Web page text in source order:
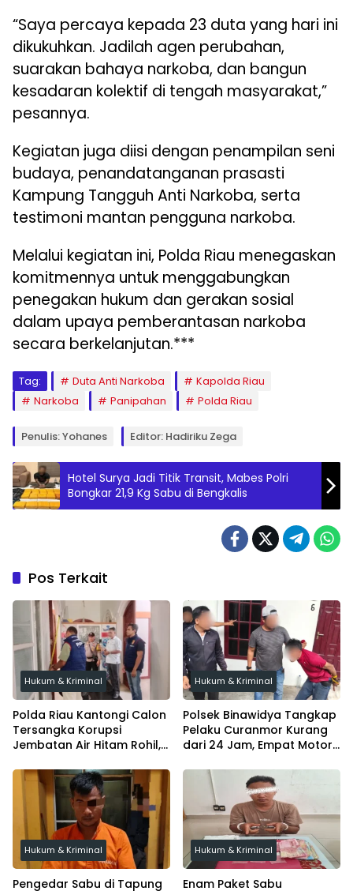
“Saya percaya kepada 23 duta yang hari ini
dikukuhkan. Jadilah agen perubahan,
suarakan bahaya narkoba, dan bangun
kesadaran kolektif di tengah masyarakat,”
pesannya.
Kegiatan juga diisi dengan penampilan seni
budaya, penandatanganan prasasti
Kampung Tangguh Anti Narkoba, serta
testimoni mantan pengguna narkoba.
Melalui kegiatan ini, Polda Riau menegaskan
komitmennya untuk menggabungkan
penegakan hukum dan gerakan sosial
dalam upaya pemberantasan narkoba
secara berkelanjutan.***
Tag: Duta Anti Narkoba
Kapolda Riau
Narkoba
Panipahan Polda Riau
Penulis: Yohanes Editor: Hadiriku Zega
Hotel Surya Jadi Titik Transit, Mabes Polri
Bongkar 21,9 Kg Sabu di Bengkalis
Pos Terkait
Hukum & Kriminal
Polda Riau Kantongi Calon
Tersangka Korupsi
Jembatan Air Hitam Rohil,
Hukum & Kriminal
Polsek Binawidya Tangkap
Pelaku Curanmor Kurang
dari 24 Jam, Empat Motor
Hukum & Kriminal
Pengedar Sabu di Tapung
Hukum & Kriminal
Enam Paket Sabu